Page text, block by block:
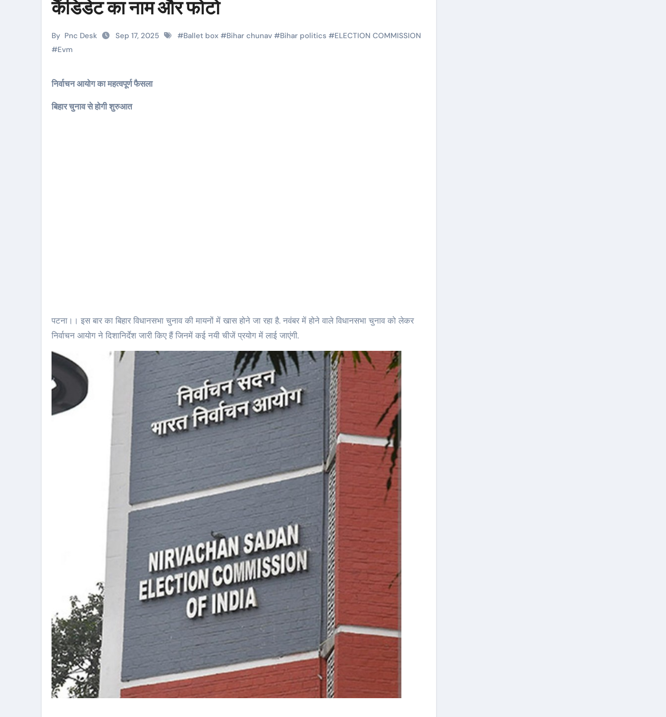
कैंडिडेट का नाम और फोटो
By Pnc Desk Sep 17, 2025 #Ballet box #Bihar chunav #Bihar politics #ELECTION COMMISSION
#Evm
निर्वाचन आयोग का महत्वपूर्ण फैसला
बिहार चुनाव से होगी शुरुआत
पटना।। इस बार का बिहार विधानसभा चुनाव की मायनों में खास होने जा रहा है. नवंबर में होने वाले विधानसभा चुनाव को लेकर
निर्वाचन आयोग ने दिशानिर्देश जारी किए हैं जिनमें कई नयी चीजें प्रयोग में लाई जाएंगी.